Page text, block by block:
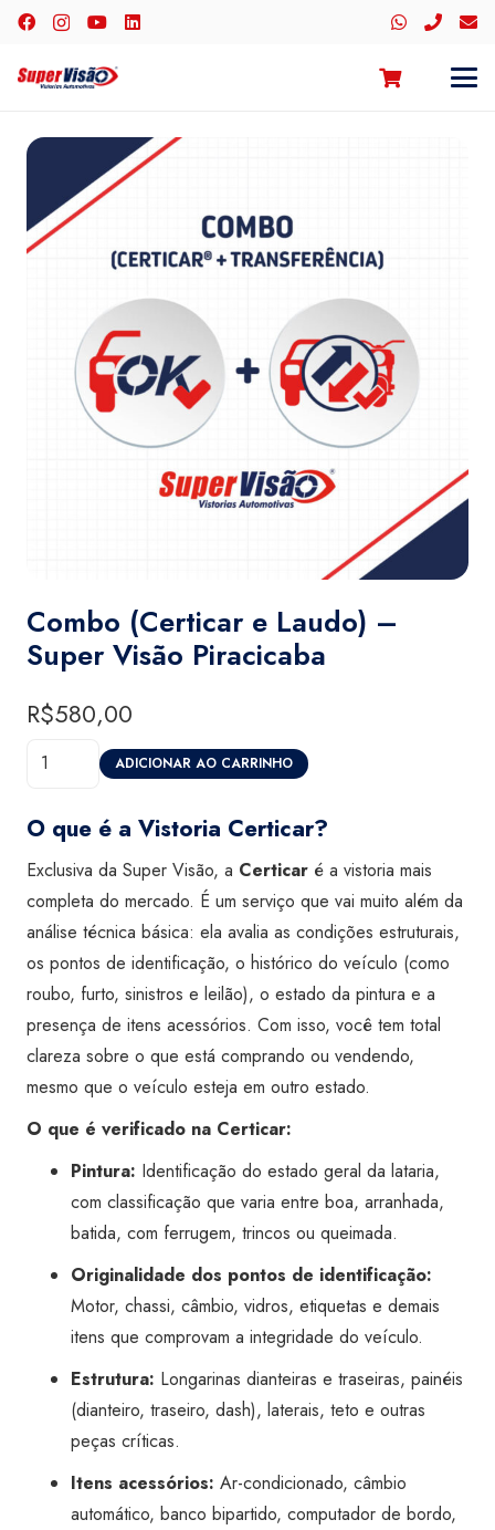
Combo (Certicar e Laudo) –
Super Visão Piracicaba
R$580,00
Combo
e
Laudo)
-
Super
Visão
Piracicaba
quantidade
ADICIONAR AO CARRINHO
O que é a Vistoria Certicar?
Exclusiva da Super Visão, a Certicar é a vistoria mais
completa do mercado. É um serviço que vai muito além da
análise técnica básica: ela avalia as condições estruturais,
os pontos de identificação, o histórico do veículo (como
roubo, furto, sinistros e leilão), o estado da pintura e a
presença de itens acessórios. Com isso, você tem total
clareza sobre o que está comprando ou vendendo,
mesmo que o veículo esteja em outro estado.
O que é verificado na Certicar:
Pintura: Identificação do estado geral da lataria,
com classificação que varia entre boa, arranhada,
batida, com ferrugem, trincos ou queimada.
Originalidade dos pontos de identificação:
Motor, chassi, câmbio, vidros, etiquetas e demais
itens que comprovam a integridade do veículo.
Estrutura: Longarinas dianteiras e traseiras, painéis
(dianteiro, traseiro, dash), laterais, teto e outras
peças críticas.
Itens acessórios: Ar-condicionado, câmbio
automático, banco bipartido, computador de bordo,